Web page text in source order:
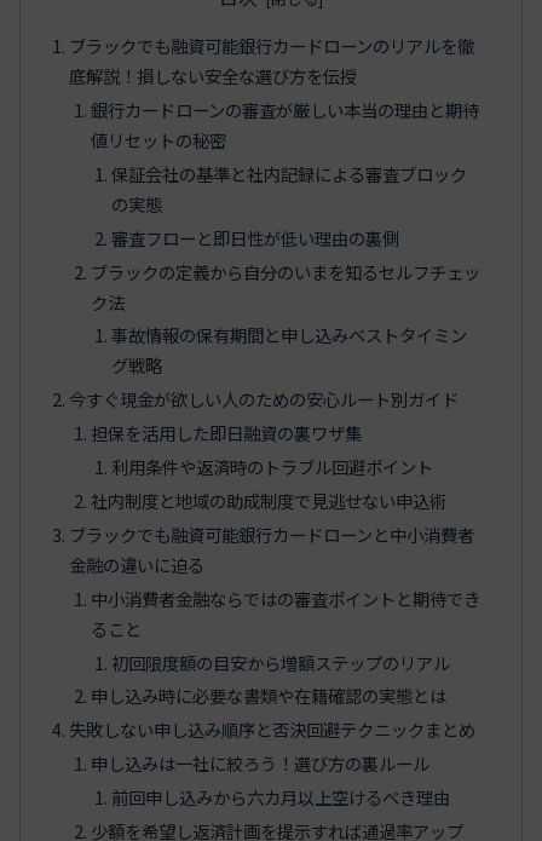
ブラックでも融資可能銀行カードローンのリアルを徹
底解説！損しない安全な選び方を伝授
銀行カードローンの審査が厳しい本当の理由と期待
値リセットの秘密
保証会社の基準と社内記録による審査ブロック
の実態
審査フローと即日性が低い理由の裏側
ブラックの定義から自分のいまを知るセルフチェッ
ク法
事故情報の保有期間と申し込みベストタイミン
グ戦略
今すぐ現金が欲しい人のための安心ルート別ガイド
担保を活用した即日融資の裏ワザ集
利用条件や返済時のトラブル回避ポイント
社内制度と地域の助成制度で見逃せない申込術
ブラックでも融資可能銀行カードローンと中小消費者
金融の違いに迫る
中小消費者金融ならではの審査ポイントと期待でき
ること
初回限度額の目安から増額ステップのリアル
申し込み時に必要な書類や在籍確認の実態とは
失敗しない申し込み順序と否決回避テクニックまとめ
申し込みは一社に絞ろう！選び方の裏ルール
前回申し込みから六カ月以上空けるべき理由
少額を希望し返済計画を提示すれば通過率アップ